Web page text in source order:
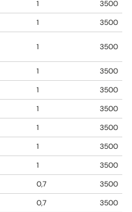
1
3500
1 3500
1 3500
1
3500
1
3500
1
3500
1
3500
1
3500
1
3500
0,7
3500
0,7
3500